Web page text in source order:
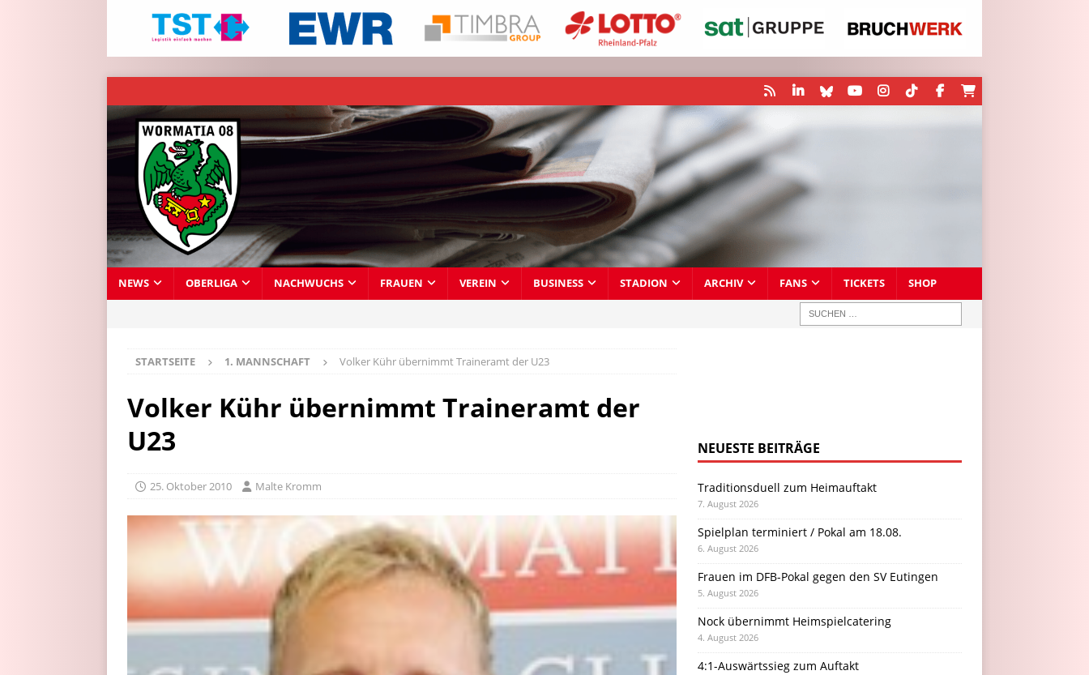
NEWS OBERLIGA NACHWUCHS FRAUEN VEREIN BUSINESS STADION ARCHIV FANS TICKETS SHOP
STARTSEITE 1. MANNSCHAFT Volker Kühr übernimmt Traineramt der U23
Volker Kühr übernimmt Traineramt der
U23
25. Oktober 2010 Malte Kromm
NEUESTE BEITRÄGE
Traditionsduell zum Heimauftakt
7. August 2026
Spielplan terminiert / Pokal am 18.08.
6. August 2026
Frauen im DFB-Pokal gegen den SV Eutingen
5. August 2026
Nock übernimmt Heimspielcatering
4. August 2026
4:1-Auswärtssieg zum Auftakt